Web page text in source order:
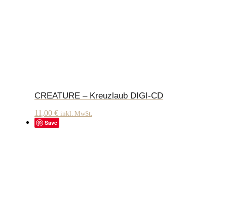
CREATURE – Kreuzlaub DIGI-CD
11,00 € inkl. MwSt.
Save